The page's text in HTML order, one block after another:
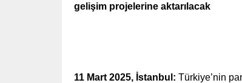
gelişim projelerine aktarılacak
11 Mart 2025, İstanbul: Türkiye’nin